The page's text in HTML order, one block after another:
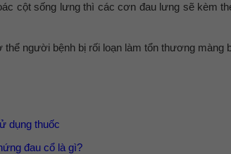
cột sống lưng thì các cơn đau lưng sẽ kèm
người bệnh bị rối loạn làm tổn thương màng
dụng thuốc
đau cổ là gì?